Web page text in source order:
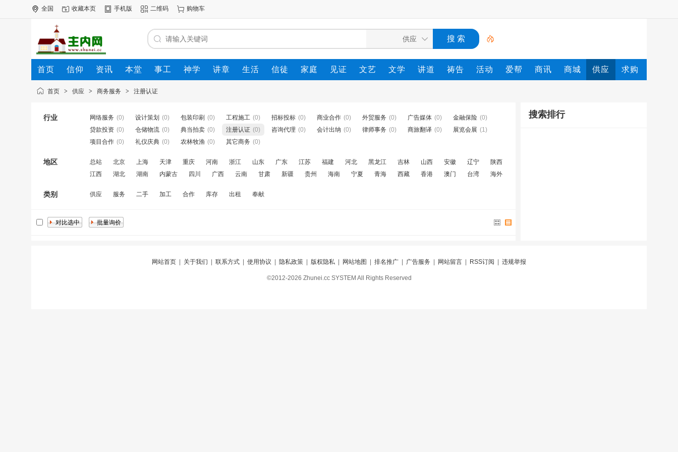
全国 收藏本页 手机版 二维码 购物车
首页 信仰 资讯 本堂 事工 神学 讲章 生活 信徒 家庭 见证 文艺 文学 讲道 祷告 活动 爱帮 商讯 商城 供应 求购
公司 动态 人才 知道 专题
首页 > 供应 > 商务服务 > 注册认证
行业 网络服务 (0) 设计策划 (0) 包装印刷 (0) 工程施工 (0) 招标投标 (0) 商业合作 (0) 外贸服务 (0) 广告媒体 (0) 金融保险 (0)
贷款投资 (0) 仓储物流 (0) 典当拍卖 (0) 注册认证 (0) 咨询代理 (0) 会计出纳 (0) 律师事务 (0) 商旅翻译 (0) 展览会展 (1)
项目合作 (0) 礼仪庆典 (0) 农林牧渔 (0) 其它商务 (0)
地区 总站 北京 上海 天津 重庆 河南 浙江 山东 广东 江苏 福建 河北 黑龙江 吉林 山西 安徽 辽宁
陕西
江西
湖北 湖南 内蒙古 四川 广西 云南 甘肃 新疆 贵州 海南 宁夏 青海 西藏 香港 澳门 台湾 海外
类别 供应 服务 二手 加工 合作 库存 出租 奉献
搜索排行
网站首页 关于我们 联系方式 使用协议 隐私政策 版权隐私 网站地图 排名推广 广告服务 网站留言 RSS订阅 违规举报
©2012-2026 Zhunei.cc SYSTEM All Rights Reserved